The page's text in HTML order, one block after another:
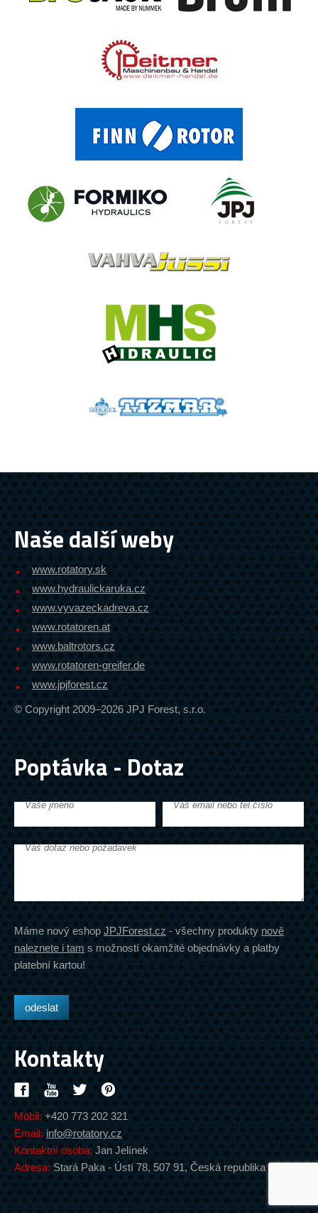
Naše další weby
www.rotatory.sk
www.hydraulickaruka.cz
www.vyvazeckadreva.cz
www.rotatoren.at
www.baltrotors.cz
www.rotatoren-greifer.de
www.jpjforest.cz
© Copyright 2009–2026 JPJ Forest, s.r.o.
Poptávka - Dotaz
Vaše jméno Váš email nebo tel.číslo
Váš dotaz nebo požadavek
Máme nový eshopJPJForest.cz - všechny produktynově
naleznete i tam s možností okamžité objednávky a platby
platební kartou!
Kontakty
Mobil:+420 773 202 321
Email: info@rotatory.cz
Kontaktní osoba:Jan Jelínek
Adresa: Stará Paka - Ústí 78, 507 91, Česká republika